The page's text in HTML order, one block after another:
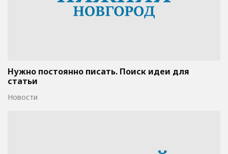
Нужно постоянно писать. Поиск идеи для
статьи
Новости